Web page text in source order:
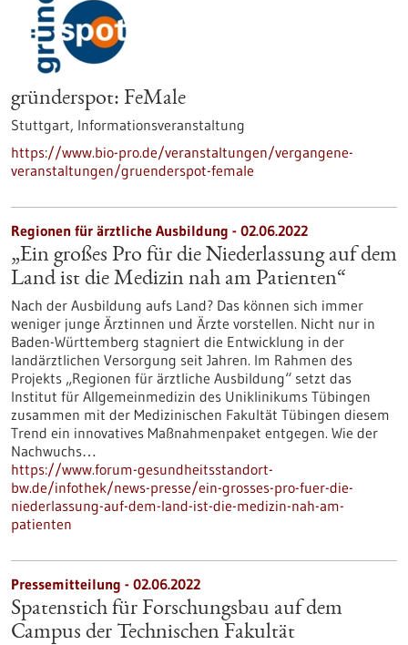
gründerspot: FeMale
Stuttgart, Informationsveranstaltung
https://www.bio-pro.de/veranstaltungen/vergangene-
veranstaltungen/gruenderspot-female
Regionen für ärztliche Ausbildung - 02.06.2022
„Ein großes Pro für die Niederlassung auf dem
Land ist die Medizin nah am Patienten“
Nach der Ausbildung aufs Land? Das können sich immer
weniger junge Ärztinnen und Ärzte vorstellen. Nicht nur in
Baden-Württemberg stagniert die Entwicklung in der
landärztlichen Versorgung seit Jahren. Im Rahmen des
Projekts „Regionen für ärztliche Ausbildung“ setzt das
Institut für Allgemeinmedizin des Uniklinikums Tübingen
zusammen mit der Medizinischen Fakultät Tübingen diesem
Trend ein innovatives Maßnahmenpaket entgegen. Wie der
Nachwuchs…
https://www.forum-gesundheitsstandort-
bw.de/infothek/news-presse/ein-grosses-pro-fuer-die-
niederlassung-auf-dem-land-ist-die-medizin-nah-am-
patienten
Pressemitteilung - 02.06.2022
Spatenstich für Forschungsbau auf dem
Campus der Technischen Fakultät